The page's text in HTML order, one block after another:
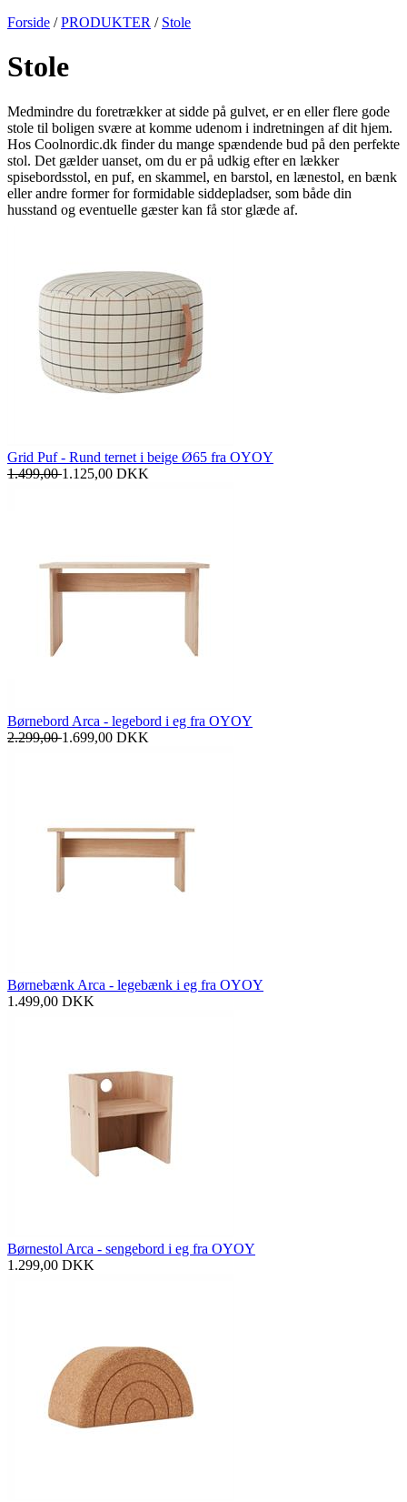
Forside /PRODUKTER / Stole
Stole
Medmindre du foretrækker at sidde på gulvet, er en eller flere gode
stole til boligen svære at komme udenom i indretningen af dit hjem.
Hos Coolnordic.dk finder du mange spændende bud på den perfekte
stol. Det gælder uanset, om du er på udkig efter en lækker
spisebordsstol, en puf, en skammel, en barstol, en lænestol, en bænk
eller andre former for formidable siddepladser, som både din
husstand og eventuelle gæster kan få stor glæde af.
Grid Puf - Rund ternet i beige Ø65 fra OYOY
1.499,001.125,00 DKK
Børnebord Arca - legebord i eg fra OYOY
2.299,001.699,00 DKK
Børnebænk Arca - legebænk i eg fra OYOY
1.499,00 DKK
Børnestol Arca - sengebord i eg fra OYOY
1.299,00 DKK